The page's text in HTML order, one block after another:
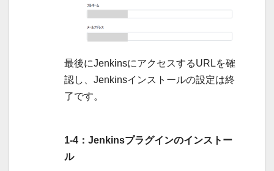
最後にJenkinsにアクセスするURLを確
認し、Jenkinsインストールの設定は終
了です。
1-4：Jenkinsプラグインのインストー
ル